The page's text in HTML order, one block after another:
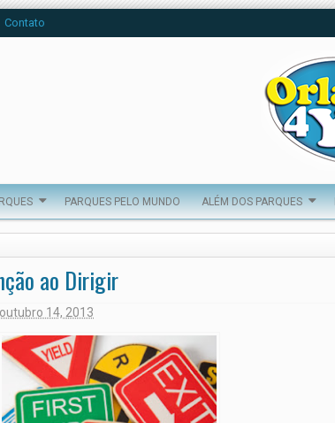
Contato
PARQUES PELO MUNDO ALÉM DOS PARQUES
ao Dirigir
14, 2013